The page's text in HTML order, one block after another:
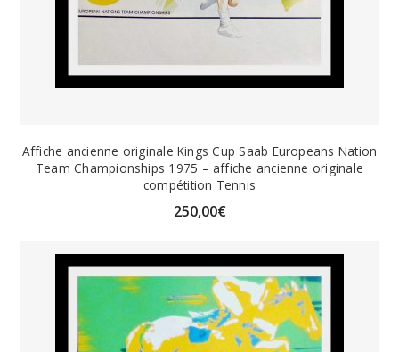
Affiche ancienne originale Kings Cup Saab Europeans Nation
Team Championships 1975 – affiche ancienne originale
compétition Tennis
250,00€